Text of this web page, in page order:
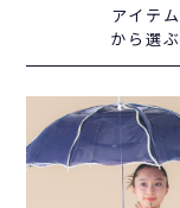
アイテム
から選ぶ